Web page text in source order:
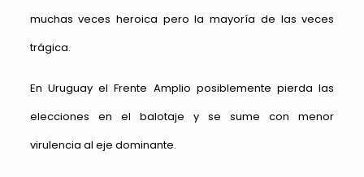
muchas veces heroica pero la mayoría de las veces
trágica.
En Uruguay el Frente Amplio posiblemente pierda las
elecciones en el balotaje y se sume con menor
virulencia al eje dominante.